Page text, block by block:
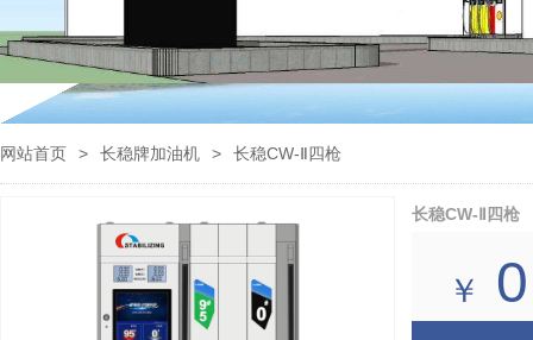
网站首页 > 长稳牌加油机 > 长稳CW-Ⅱ四枪
长稳CW-Ⅱ四枪
￥